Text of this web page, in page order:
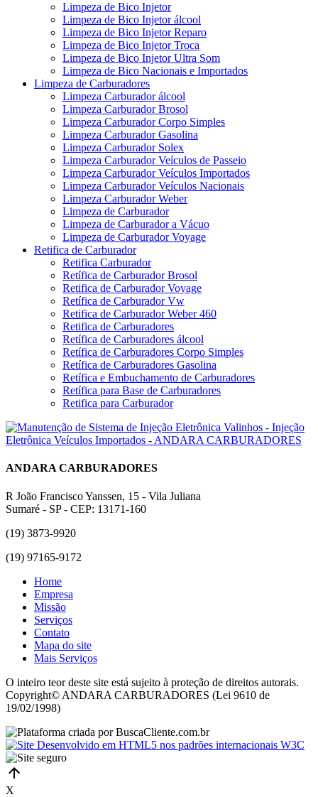
Limpeza de Bico Injetor
Limpeza de Bico Injetor álcool
Limpeza de Bico Injetor Reparo
Limpeza de Bico Injetor Troca
Limpeza de Bico Injetor Ultra Som
Limpeza de Bico Nacionais e Importados
Limpeza de Carburadores
Limpeza Carburador álcool
Limpeza Carburador Brosol
Limpeza Carburador Corpo Simples
Limpeza Carburador Gasolina
Limpeza Carburador Solex
Limpeza Carburador Veículos de Passeio
Limpeza Carburador Veículos Importados
Limpeza Carburador Veículos Nacionais
Limpeza Carburador Weber
Limpeza de Carburador
Limpeza de Carburador a Vácuo
Limpeza de Carburador Voyage
Retifica de Carburador
Retifica Carburador
Retífica de Carburador Brosol
Retifica de Carburador Voyage
Retífica de Carburador Vw
Retifica de Carburador Weber 460
Retifica de Carburadores
Retífica de Carburadores álcool
Retífica de Carburadores Corpo Simples
Retífica de Carburadores Gasolina
Retífica e Embuchamento de Carburadores
Retífica para Base de Carburadores
Retifica para Carburador
ANDARA CARBURADORES
R João Francisco Yanssen, 15 - Vila Juliana
Sumaré - SP - CEP: 13171-160
(19) 3873-9920
(19) 97165-9172
Home
Empresa
Missão
Serviços
Contato
Mapa do site
Mais Serviços
O inteiro teor deste site está sujeito à proteção de direitos autorais.
Copyright© ANDARA CARBURADORES (Lei 9610 de
19/02/1998)
X